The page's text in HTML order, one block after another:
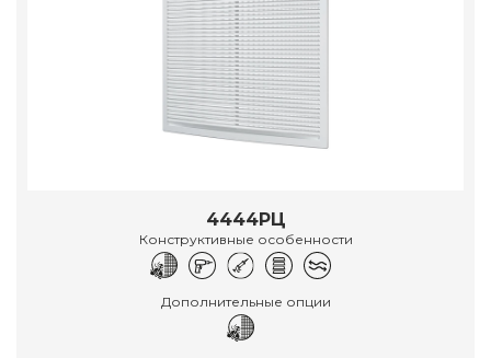
4444РЦ
Конструктивные особенности
Дополнительные опции